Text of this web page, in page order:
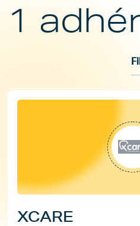
1
XCARE